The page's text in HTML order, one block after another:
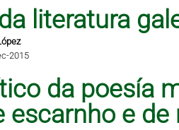
literatura
2015
da poesía
escarnho e de